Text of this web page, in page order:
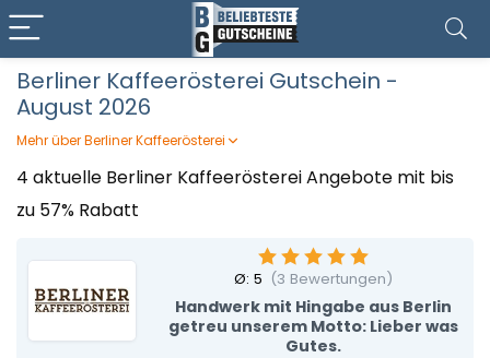
Berliner Kaffeerösterei Gutschein -
August 2026
Mehr über Berliner Kaffeerösterei
Ihr liebt echten Kaffee­genuss mit Herz und Hand? Die
Berliner Kaffeerösterei röstet seit Generationen feinste
Bohnen in liebevoller Trommelarbeit – direkt in Berlin –
sowie Torten aus eigener Manufaktur. Mit einem Berliner
Kaffeerösterei Gutschein von Beliebteste Gutscheine holt
ihr euch echte Genussmomente zum Vorteilspreis!
4 aktuelle Berliner Kaffeerösterei Angebote mit bis
zu 57% Rabatt
Handwerk mit Hingabe aus Berlin
getreu unserem Motto: Lieber was
Gutes.
Ø: 5 (3 Bewertungen)